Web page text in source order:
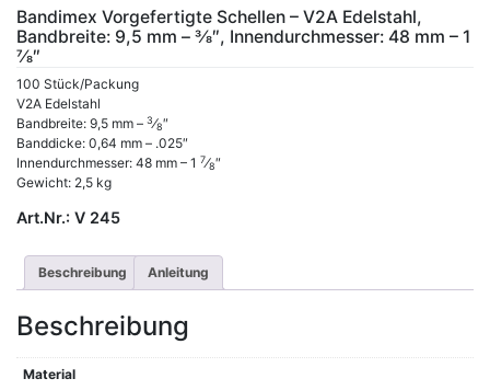
Bandimex Vorgefertigte Schellen – V2A Edelstahl,
Bandbreite: 9,5 mm – 3⁄8″, Innendurchmesser: 48 mm – 1
7⁄8″
100 Stück/Packung
V2A Edelstahl
Bandbreite: 9,5 mm – 3⁄8″
Banddicke: 0,64 mm – .025″
Innendurchmesser: 48 mm – 1 7⁄8″
Gewicht: 2,5 kg
Art.Nr.: V 245
Beschreibung Anleitung
Beschreibung
Material